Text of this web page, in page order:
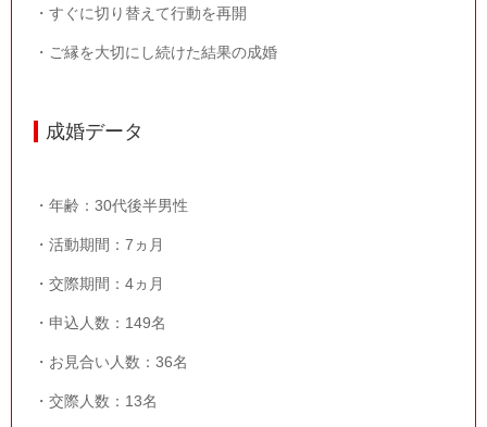
・すぐに切り替えて行動を再開
・ご縁を大切にし続けた結果の成婚
成婚データ
・年齢： 30代後半男性
・活動期間： 7 ヵ月
・交際期間： 4ヵ月
・申込人数： 149名
・お見合い人数： 36名
・交際人数：13名